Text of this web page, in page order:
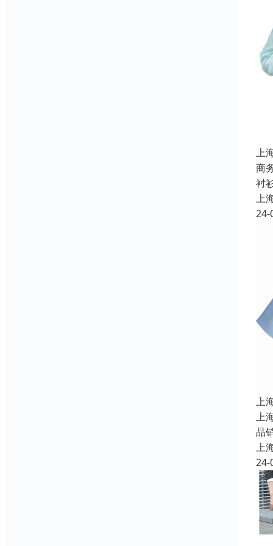
上
商
衬
上
24-
上
上
品
上
24-